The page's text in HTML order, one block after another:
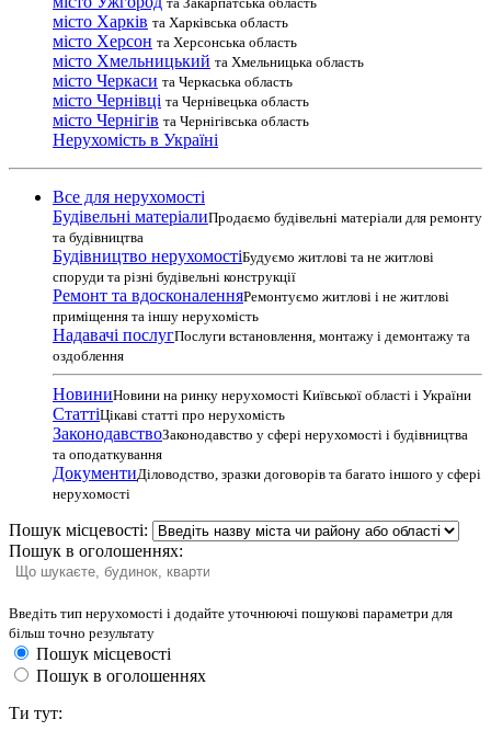
місто Харків та Харківська область
місто Херсон та Херсонська область
місто Хмельницький та Хмельницька область
місто Черкаси та Черкаська область
місто Чернівці та Чернівецька область
місто Чернігів та Чернігівська область
Нерухомість в Україні
Все для нерухомості
Будівельні матеріалиПродаємо будівельні матеріали для ремонту
та будівництва
Будівництво нерухомостіБудуємо житлові та не житлові
споруди та різні будівельні конструкції
Ремонт та вдосконаленняРемонтуємо житлові і не житлові
приміщення та іншу нерухомість
Надавачі послугПослуги встановлення, монтажу і демонтажу та
оздоблення
НовиниНовини на ринку нерухомості Київської області і України
СтаттіЦікаві статті про нерухомість
ЗаконодавствоЗаконодавство у сфері нерухомості і будівництва
та оподаткування
ДокументиДіловодство, зразки договорів та багато іншого у сфері
нерухомості
Пошук місцевості:
Пошук в оголошеннях:
Введіть тип нерухомості і додайте уточнюючі пошукові параметри для
більш точно результату
Пошук місцевості
Пошук в оголошеннях
Ти тут: